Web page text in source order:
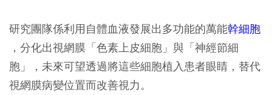
研究團隊係利用自體血液發展出多功能的萬能幹細胞
，分化出視網膜「色素上皮細胞」與「神經節細
胞」，未來可望透過將這些細胞植入患者眼睛，替代
視網膜病變位置而改善視力。